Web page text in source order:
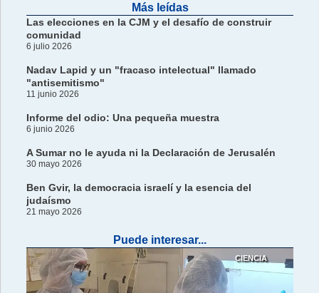
Más leídas
Las elecciones en la CJM y el desafío de construir
comunidad
6 julio 2026
Nadav Lapid y un "fracaso intelectual" llamado
"antisemitismo"
11 junio 2026
Informe del odio: Una pequeña muestra
6 junio 2026
A Sumar no le ayuda ni la Declaración de Jerusalén
30 mayo 2026
Ben Gvir, la democracia israelí y la esencia del
judaísmo
21 mayo 2026
Puede interesar...
CIENCIA